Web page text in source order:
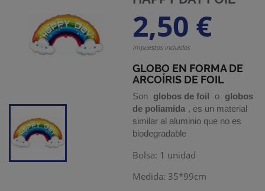
2,50 €
Impuestos incluidos
GLOBO EN FORMA DE
ARCOÍRIS DE FOIL
Son globos de foil o globos
de poliamida , es un material
similar al aluminio que no es
biodegradable
Bolsa: 1 unidad
Medida: 35*99cm